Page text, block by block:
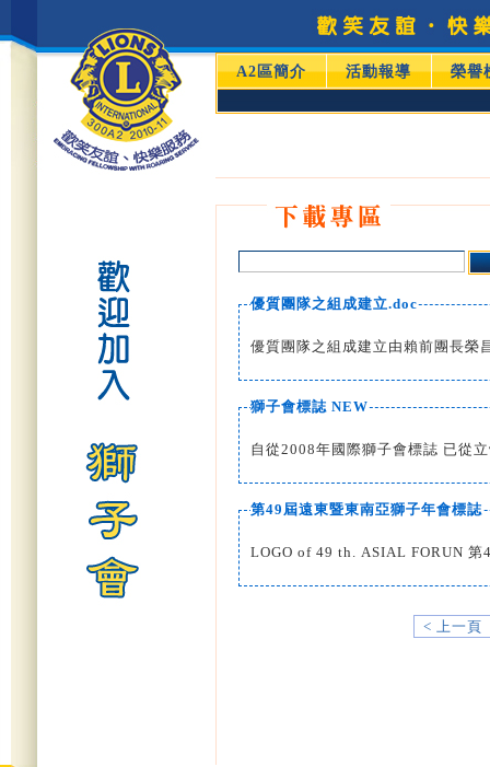
A2區簡介 活動報導 榮譽
優質團隊之組成建立.doc
優質團隊之組成建立由賴前團長榮
獅子會標誌 NEW
自從2008年國際獅子會標誌 已從
第49屆遠東暨東南亞獅子年會標誌
LOGO of 49 th. ASIAL FORUN 第
< 上一頁